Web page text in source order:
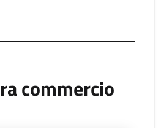
commercio